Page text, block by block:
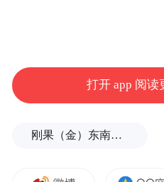
望。
打开 app 阅读
刚果（金）东南部中资企业钴产品铀含量超标？官方回应